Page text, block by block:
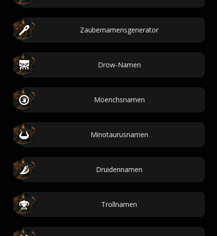
Zaubernamensgenerator
Drow-Namen
Moenchsnamen
Minotaurusnamen
Druidennamen
Trollnamen